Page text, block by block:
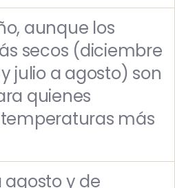
aunque los
secos (diciembre
julio a agosto) son
quienes
más
agosto y de